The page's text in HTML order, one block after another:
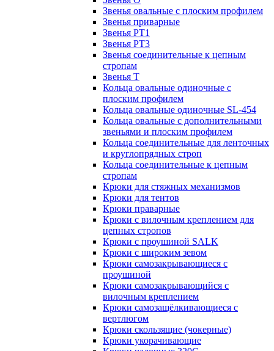
Звенья овальные с плоским профилем
Звенья приварные
Звенья РТ1
Звенья РТ3
Звенья соединительные к цепным
стропам
Звенья Т
Кольца овальные одиночные c
плоским профилем
Кольца овальные одиночные SL-454
Кольца овальные с дополнительными
звеньями и плоским профилем
Кольца соединительные для ленточных
и круглопрядных строп
Кольца соединительные к цепным
стропам
Крюки для стяжных механизмов
Крюки для тентов
Крюки праварные
Крюки с вилочным креплением для
цепных стропов
Крюки с проушиной SALK
Крюки с широким зевом
Крюки самозакрывающиеся с
проушиной
Крюки самозакрывающийся с
вилочным креплением
Крюки самозащёлкивающиеся с
вертлюгом
Крюки скользящие (чокерные)
Крюки укорачивающие